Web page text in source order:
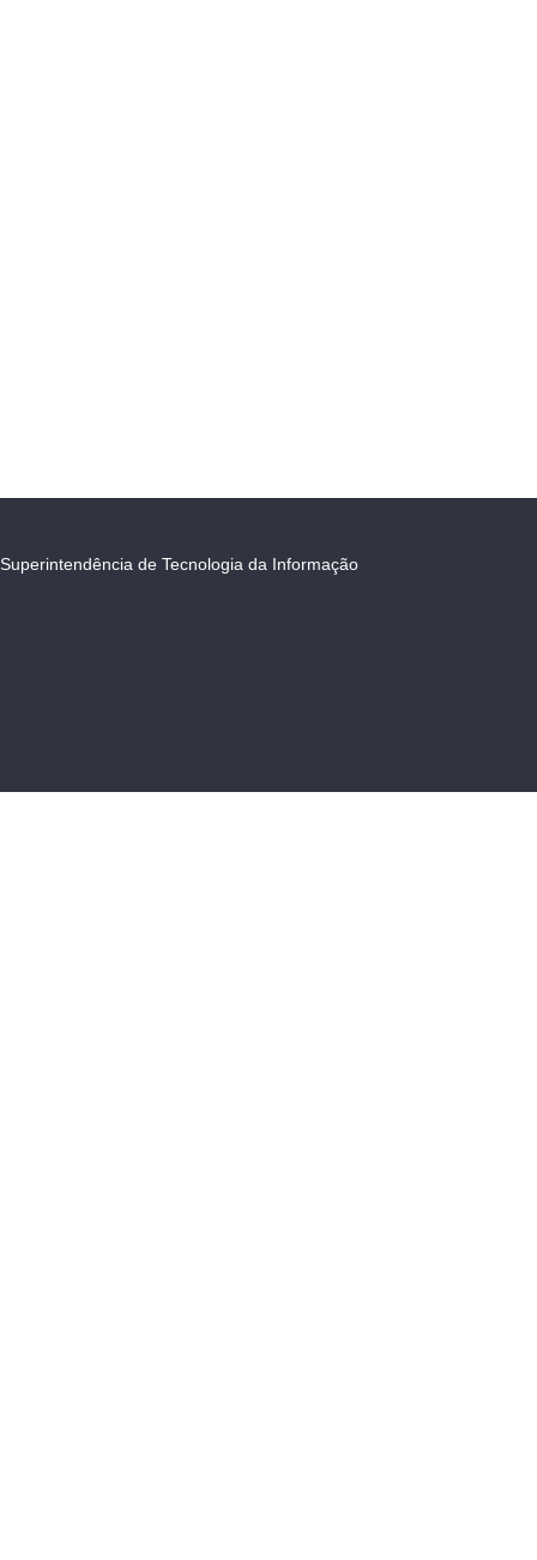
Superintendência de Tecnologia da Informação